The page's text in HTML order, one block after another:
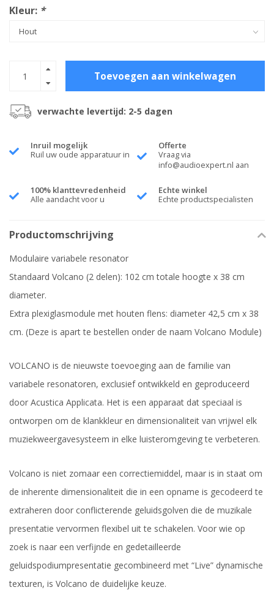
Kleur: *
Toevoegen aan winkelwagen
verwachte levertijd: 2-5 dagen
Inruil mogelijk
Ruil uw oude apparatuur in
Offerte
Vraag via
info@audioexpert.nl aan
100% klanttevredenheid
Alle aandacht voor u
Echte winkel
Echte productspecialisten
Productomschrijving
Modulaire variabele resonator
Standaard Volcano (2 delen): 102 cm totale hoogte x 38 cm
diameter.
Extra plexiglasmodule met houten flens: diameter 42,5 cm x 38
cm. (Deze is apart te bestellen onder de naam Volcano Module)
VOLCANO is de nieuwste toevoeging aan de familie van
variabele resonatoren, exclusief ontwikkeld en geproduceerd
door Acustica Applicata. Het is een apparaat dat speciaal is
ontworpen om de klankkleur en dimensionaliteit van vrijwel elk
muziekweergavesysteem in elke luisteromgeving te verbeteren.
Volcano is niet zomaar een correctiemiddel, maar is in staat om
de inherente dimensionaliteit die in een opname is gecodeerd te
extraheren door conflicterende geluidsgolven die de muzikale
presentatie vervormen flexibel uit te schakelen. Voor wie op
zoek is naar een verfijnde en gedetailleerde
geluidspodiumpresentatie gecombineerd met “Live” dynamische
texturen, is Volcano de duidelijke keuze.